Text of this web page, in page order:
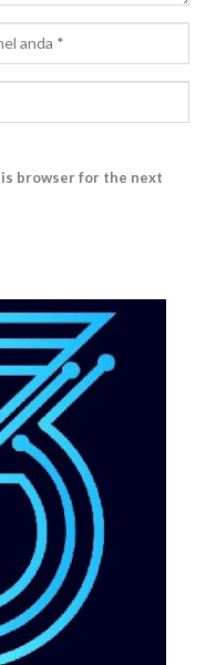
browser for the next